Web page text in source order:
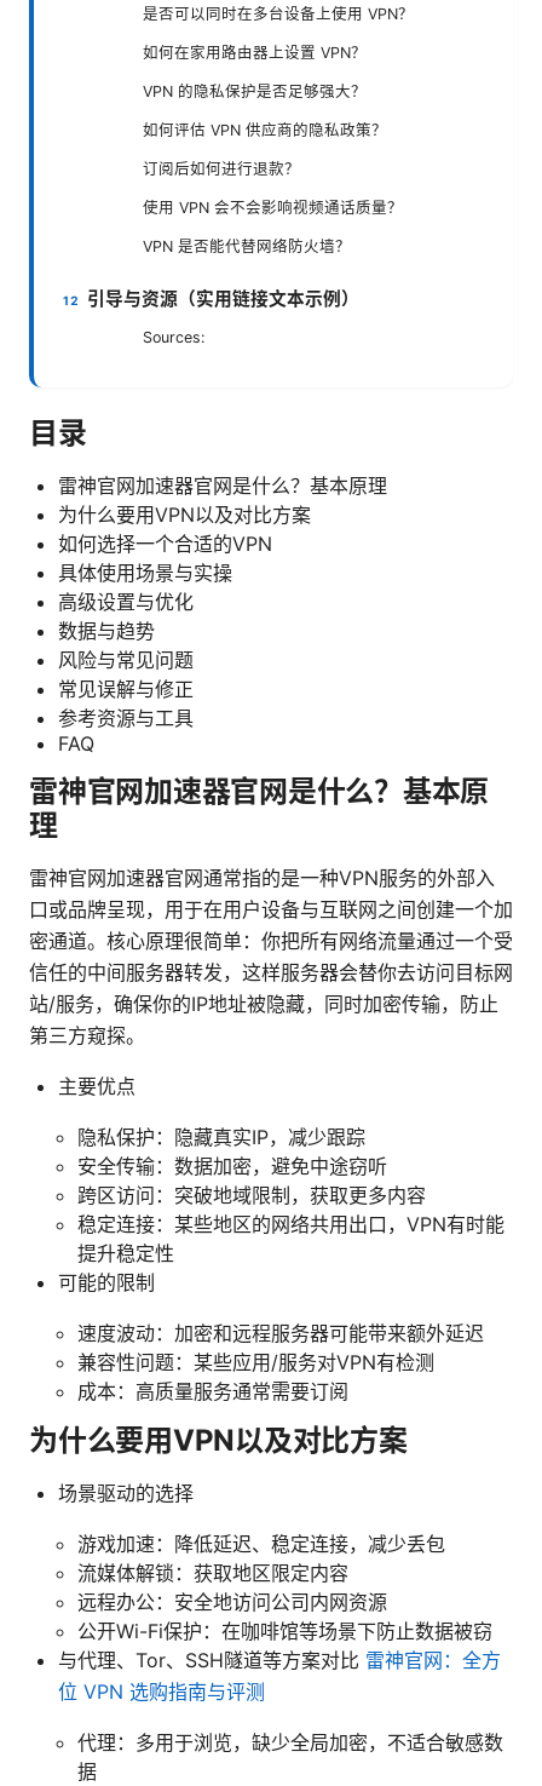
是否可以同时在多台设备上使用 VPN？
如何在家用路由器上设置 VPN？
VPN 的隐私保护是否足够强大？
如何评估 VPN 供应商的隐私政策？
订阅后如何进行退款？
使用 VPN 会不会影响视频通话质量？
VPN 是否能代替网络防火墙？
引导与资源（实用链接文本示例）
Sources:
目录
雷神官网加速器官网是什么？基本原理
为什么要用VPN以及对比方案
如何选择一个合适的VPN
具体使用场景与实操
高级设置与优化
数据与趋势
风险与常见问题
常见误解与修正
参考资源与工具
FAQ
雷神官网加速器官网是什么？基本原
理
雷神官网加速器官网通常指的是一种VPN服务的外部入
口或品牌呈现，用于在用户设备与互联网之间创建一个加
密通道。核心原理很简单：你把所有网络流量通过一个受
信任的中间服务器转发，这样服务器会替你去访问目标网
站/服务，确保你的IP地址被隐藏，同时加密传输，防止
第三方窥探。
主要优点
隐私保护：隐藏真实IP，减少跟踪
安全传输：数据加密，避免中途窃听
跨区访问：突破地域限制，获取更多内容
稳定连接：某些地区的网络共用出口，VPN有时能
提升稳定性
可能的限制
速度波动：加密和远程服务器可能带来额外延迟
兼容性问题：某些应用/服务对VPN有检测
成本：高质量服务通常需要订阅
为什么要用VPN以及对比方案
场景驱动的选择
游戏加速：降低延迟、稳定连接，减少丢包
流媒体解锁：获取地区限定内容
远程办公：安全地访问公司内网资源
公开Wi-Fi保护：在咖啡馆等场景下防止数据被窃
与代理、Tor、SSH隧道等方案对比 雷神官网：全方
位 VPN 选购指南与评测
代理：多用于浏览，缺少全局加密，不适合敏感数
据